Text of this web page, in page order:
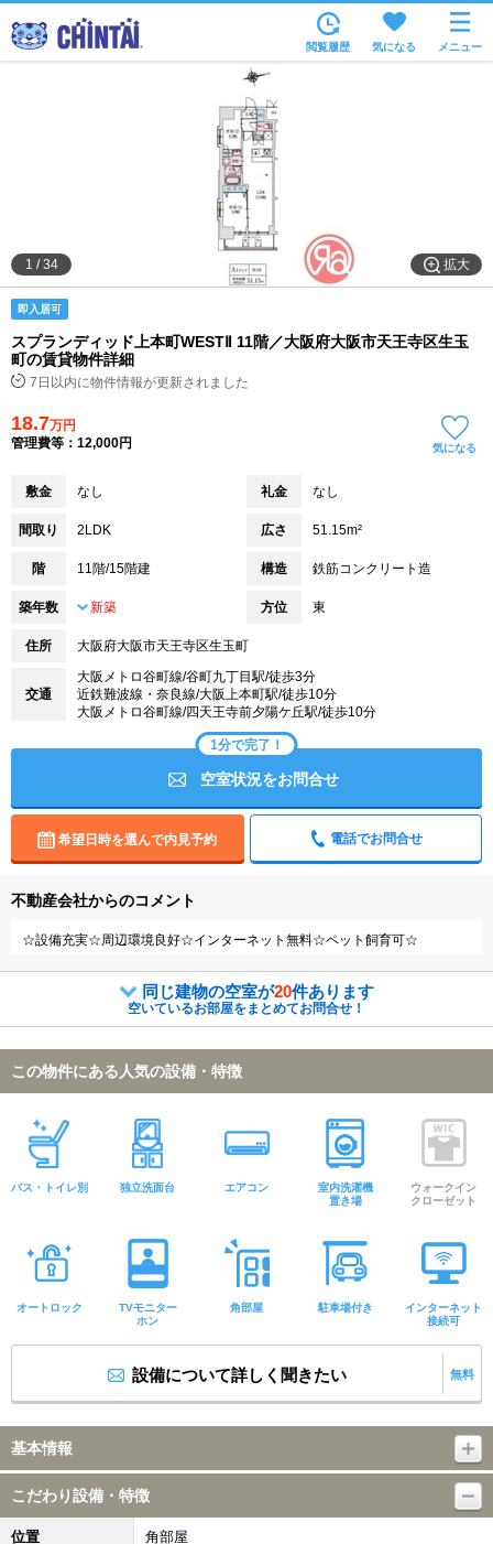
沿線・駅から
住所から
家賃相場から
通勤通学時間から
物件特集から
不動産会社から
閲覧履歴 気になる メニュー
拡大
1 /34
即入居可
スプランディッド上本町WESTⅡ 11階／大阪府大阪市天王寺区生玉
町の賃貸物件詳細
7日以内に物件情報が更新されました
18.7万円
管理費等：12,000円
気になる
敷金 なし 礼金 なし
間取り 2LDK 広さ 51.15m²
階 11階/15階建 構造 鉄筋コンクリート造
築年数 新築 方位 東
住所 大阪府大阪市天王寺区生玉町
交通
大阪メトロ谷町線/谷町九丁目駅/徒歩3分
近鉄難波線・奈良線/大阪上本町駅/徒歩10分
大阪メトロ谷町線/四天王寺前夕陽ケ丘駅/徒歩10分
1分で完了！
空室状況をお問合せ
希望日時を選んで内見予約 電話でお問合せ
不動産会社からのコメント
☆設備充実☆周辺環境良好☆インターネット無料☆ペット飼育可☆
同じ建物の空室が20件あります
空いているお部屋をまとめてお問合せ！
この物件にある人気の設備・特徴
バス・トイレ別 独立洗面台 エアコン
室内洗濯機
置き場
ウォークイン
クローゼット
オートロック
TVモニター
ホン
角部屋 駐車場付き
インターネット
接続可
設備について詳しく聞きたい 無料
基本情報
こだわり設備・特徴
位置 角部屋